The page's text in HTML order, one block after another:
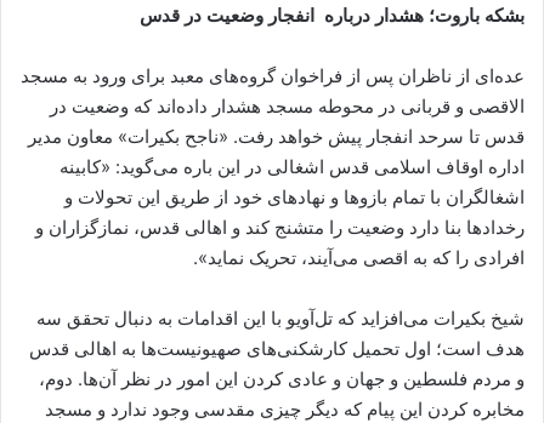
بشکه باروت؛ هشدار درباره انفجار وضعیت در قدس
عده‌ای از ناظران پس از فراخوان گروه‌های معبد برای ورود به مسجد
الاقصی و قربانی در محوطه مسجد هشدار داده‌اند که وضعیت در
قدس تا سرحد انفجار پیش خواهد رفت. «ناجح بکیرات» معاون مدیر
اداره اوقاف اسلامی قدس اشغالی در این باره می‌گوید: «کابینه
اشغالگران با تمام بازوها و نهادهای خود از طریق این تحولات و
رخدادها بنا دارد وضعیت را متشنج کند و اهالی قدس، نمازگزاران و
افرادی را که به اقصی می‌آیند، تحریک نماید».
شیخ بکیرات می‌افزاید که تل‌آویو با این اقدامات به دنبال تحقق سه
هدف است؛ اول تحمیل کارشکنی‌‌های صهیونیست‌ها به اهالی قدس
و مردم فلسطین و جهان و عادی کردن این امور در نظر آن‌ها. دوم،
مخابره کردن این پیام که دیگر چیزی مقدسی وجود ندارد و مسجد